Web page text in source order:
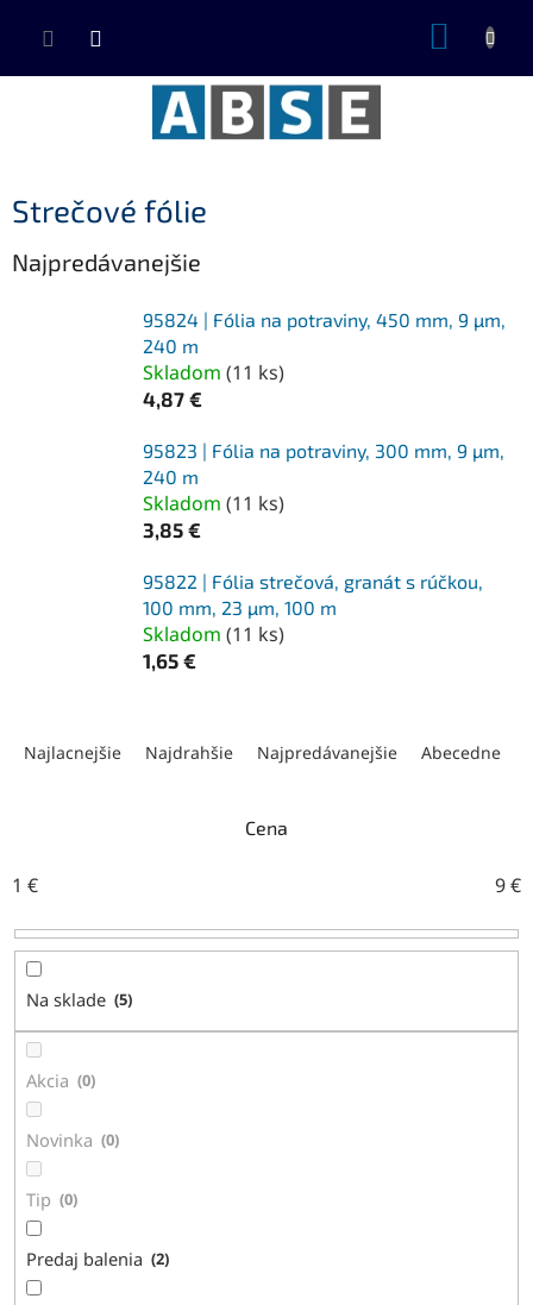
Strečové fólie
Najpredávanejšie
95824 | Fólia na potraviny, 450 mm, 9 µm,
240 m
Skladom (11 ks)
4,87 €
95823 | Fólia na potraviny, 300 mm, 9 µm,
240 m
Skladom (11 ks)
3,85 €
95822 | Fólia strečová, granát s rúčkou,
100 mm, 23 µm, 100 m
Skladom (11 ks)
1,65 €
e
r
o
k
Najlacnejšie Najdrahšie Najpredávanejšie Abecedne
Cena
1 € 9€
Na sklade 5
Akcia 0
Novinka 0
Tip 0
Predaj balenia 2